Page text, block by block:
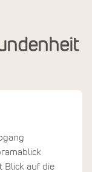
Blick auf die